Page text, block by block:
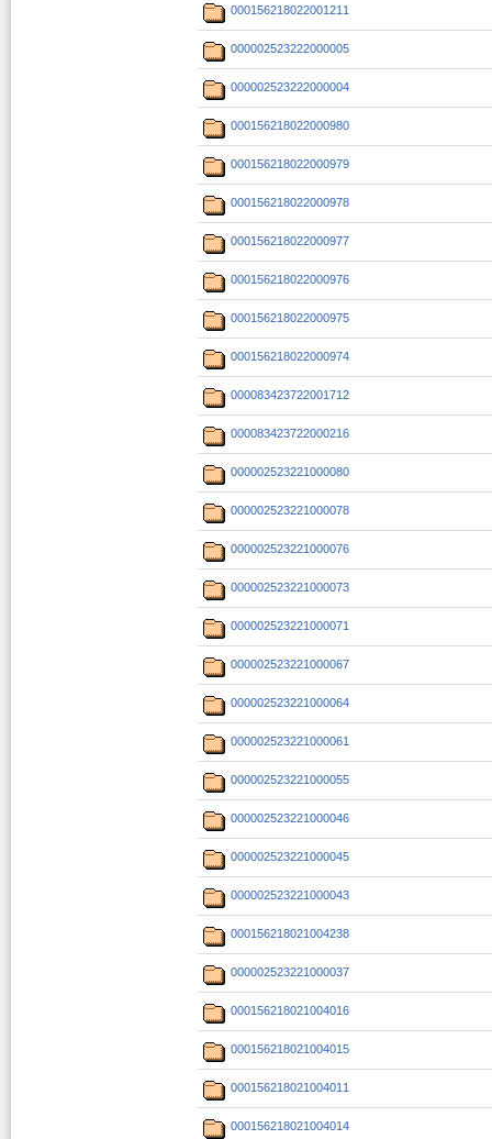
000156218022001211
000002523222000005
000002523222000004
000156218022000980
000156218022000979
000156218022000978
000156218022000977
000156218022000976
000156218022000975
000156218022000974
000083423722001712
000083423722000216
000002523221000080
000002523221000078
000002523221000076
000002523221000073
000002523221000071
000002523221000067
000002523221000064
000002523221000061
000002523221000055
000002523221000046
000002523221000045
000002523221000043
000156218021004238
000002523221000037
000156218021004016
000156218021004015
000156218021004011
000156218021004014